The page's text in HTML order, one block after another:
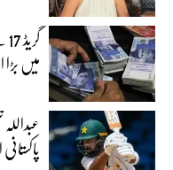
میں